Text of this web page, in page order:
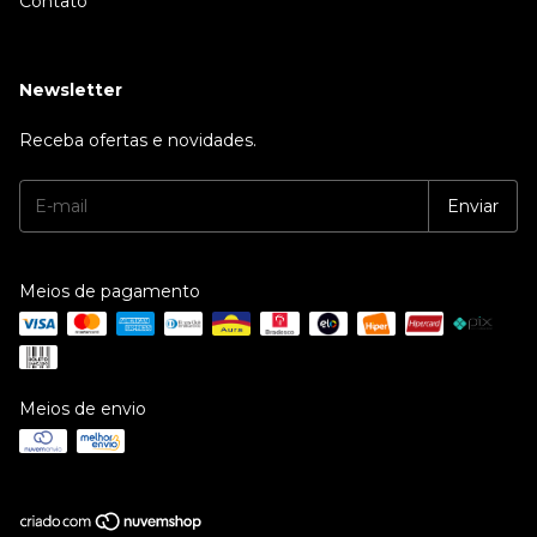
Newsletter
Receba ofertas e novidades.
Meios de pagamento
Meios de envio